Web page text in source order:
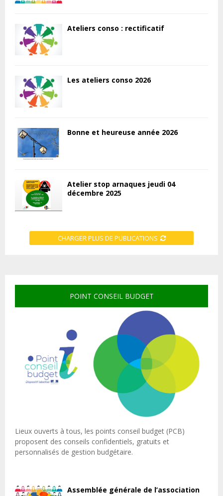
Ateliers conso : rectificatif
Les ateliers conso 2026
Bonne et heureuse année 2026
Atelier stop arnaques jeudi 04
décembre 2025
CHARGER PLUS DE PUBLICATIONS
POINT CONSEIL BUDGET
Lieux ouverts à tous, les points conseil budget (PCB)
proposent des conseils confidentiels, gratuits et
personnalisés de gestion budgétaire.
Assemblée générale de l’association